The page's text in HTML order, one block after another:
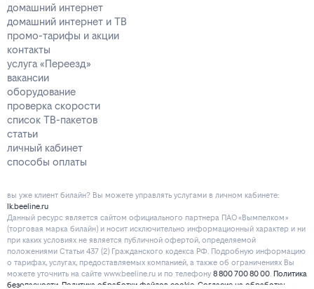
домашний интернет
домашний интернет и ТВ
промо-тарифы и акции
контакты
услуга «Переезд»
вакансии
оборудование
проверка скорости
список ТВ-пакетов
статьи
личный кабинет
способы оплаты
вы уже клиент билайн? Вы можете управлять услугами в личнoм кaбинeтe:
lk.beeline.ru
Данный ресурс является сайтом официального партнера ПАО «Вымпелком»
(торговая марка билайн) и носит исключительно информационный характер и ни
при каких условиях не является публичной офертой, определяемой
положениями Статьи 437 (2) Гражданского кодекса РФ. Подробную информацию
о тарифах, услугах, предоставляемых компанией, а также об ограничениях Вы
можете уточнить на сайте www.beeline.ru и по телефону 8 800 700 80 00. Политика
безопасности Политика обработки файлов cookie Согласие на обработку